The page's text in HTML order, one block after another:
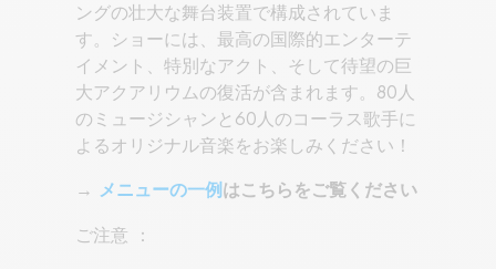
ングの壮大な舞台装置で構成されていま
す。ショーには、最高の国際的エンターテ
イメント、特別なアクト、そして待望の巨
大アクアリウムの復活が含まれます。80人
のミュージシャンと60人のコーラス歌手に
よるオリジナル音楽をお楽しみください！
→ メニューの一例はこちらをご覧ください
ご注意 ：